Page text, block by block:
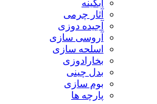
آبگینه
آثار چرمی
آجیده دوزی
آروسی سازی
اسلحه سازی
بخارادوزی
بدل چینی
بوم سازی
پارچه ها